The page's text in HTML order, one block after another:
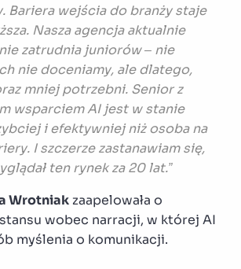
Bariera wejścia do branży staje
Nasza agencja aktualnie
zatrudnia juniorów – nie
nie doceniamy, ale dlatego,
mniej potrzebni. Senior z
wsparciem AI jest w stanie
i efektywniej niż osoba na
I szczerze zastanawiam się,
ten rynek za 20 lat.”
Wrotniak zaapelowała o
wobec narracji, w której AI
myślenia o komunikacji.